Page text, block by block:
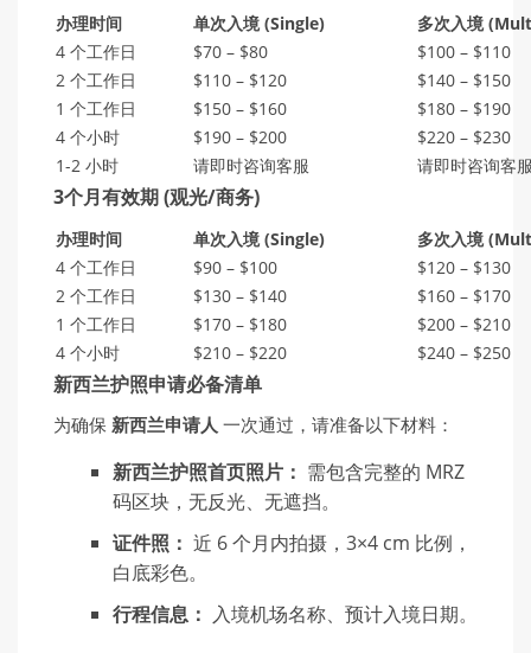
办理时间 单次入境 (Single) 多次入境
4 个工作日
$70 – $80
$100 – $110
2 个工作日
$110 – $120
$140 – $150
1 个工作日
$150 – $160
$180 – $190
4 个小时
$190 – $200
$220 – $230
1-2 小时
请即时咨询客服 请即时咨询客
3个月有效期 (观光/商务)
办理时间 单次入境 (Single) 多次入境
4 个工作日
$90 – $100
$120 – $130
2 个工作日
$130 – $140
$160 – $170
1 个工作日
$170 – $180
$200 – $210
4 个小时
$210 – $220 $240 – $250
新西兰护照申请必备清单
为确保新西兰申请人一次通过，请准备以下材料：
新西兰护照首页照片： 需包含完整的 MRZ
码区块，无反光、无遮挡。
证件照： 近 6 个月内拍摄，3×4 cm 比例，
白底彩色。
行程信息： 入境机场名称、预计入境日期。